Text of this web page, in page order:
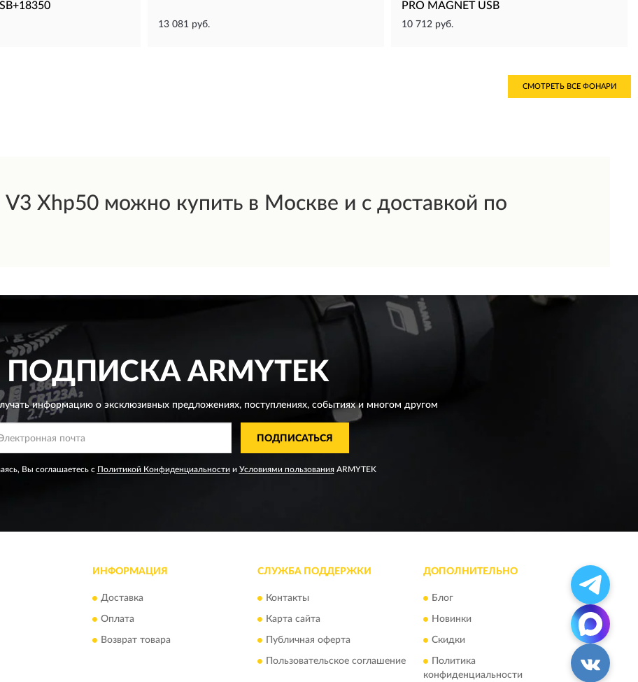
13 081 руб.
PRO MAGNET USB
10 712 руб.
СМОТРЕТЬ ВСЕ ФОНАРИ
Xhp50 можно купить в Москве и с доставкой по
ПОДПИСКАARMYTEK
информацию о эксклюзивных предложениях,поступлениях, событиях и многом другом
ПОДПИСАТЬСЯ
Вы соглашаетесь с Политикой Конфиденциальности и Условиями пользованияARMYTEK
ИНФОРМАЦИЯ
Доставка
Оплата
Возврат товара
СЛУЖБА ПОДДЕРЖКИ
Контакты
Карта сайта
Публичная оферта
Пользовательское соглашение
ДОПОЛНИТЕЛЬНО
Блог
Новинки
Скидки
Политика
конфиденциальности